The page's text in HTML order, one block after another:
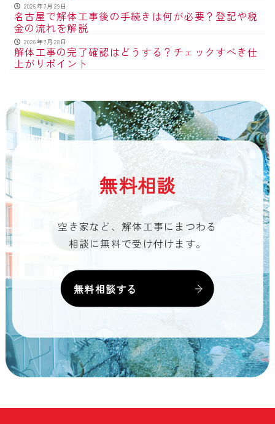
2026年7月29日
名古屋で解体工事後の手続きは何が必要？登記や税
金の流れを解説
2026年7月28日
解体工事の完了確認はどうする？チェックすべき仕
上がりポイント
無料相談
空き家など、解体工事にまつわる
相談に無料で受け付けます。
無料相談する